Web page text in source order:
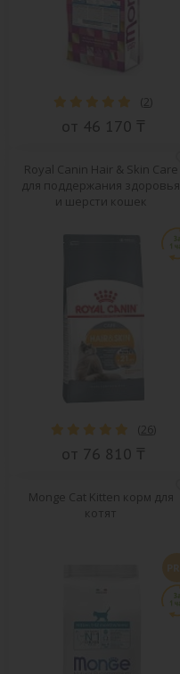
(2)
от 46 170 ₸
Royal Canin Hair & Skin Care
для поддержания здоровья
и шерсти кошек
(26)
от 76 810 ₸
Monge Cat Kitten корм для
котят